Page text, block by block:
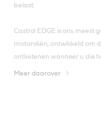
belast.
Castrol EDGE is ons meest
motoroliën, ontwikkeld om
ontketenen wanneer u die
Meer daarover